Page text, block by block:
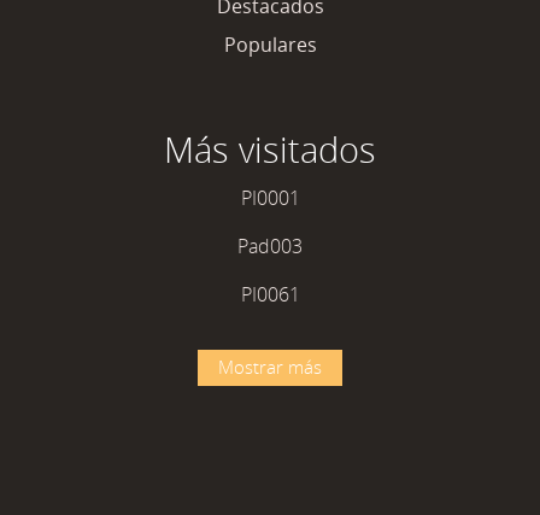
Destacados
Populares
Más visitados
PI0001
Pad003
PI0061
Mostrar más